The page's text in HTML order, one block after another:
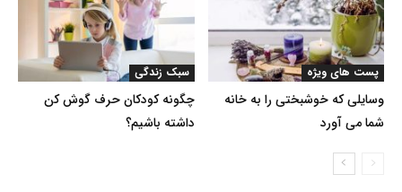
سبک زندگی
چگونه کودکان حرف گوش کن
داشته باشیم؟
پست های ویژه
وسایلی که خوشبختی را به خانه
شما می آورد